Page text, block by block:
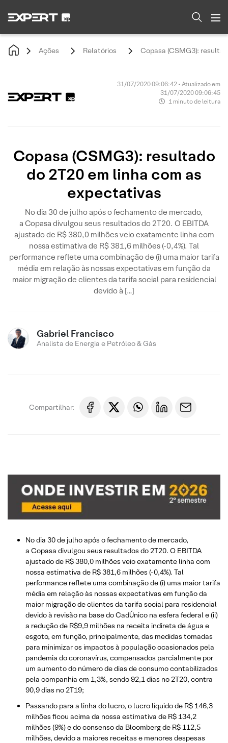
Ações Relatórios Copasa (CSMG3):
31/07/2020 09:06:42 • Atualizado em
31/07/2020 09:06:45
1 minuto de leitura
Copasa (CSMG3): resultado
do 2T20 em linha com as
expectativas
No dia 30 de julho após o fechamento de mercado,
a Copasa divulgou seus resultados do 2T20. O EBITDA
ajustado de R$ 380,0 milhões veio exatamente linha com
nossa estimativa de R$ 381,6 milhões (-0,4%). Tal
performance reflete uma combinação de (i) uma maior tarifa
média em relação às nossas expectativas em função da
maior migração de clientes da tarifa social para residencial
devido à […]
Gabriel Francisco
Analista de Energia e Petróleo & Gás
Compartilhar:
No dia 30 de julho após o fechamento de mercado,
a Copasa divulgou seus resultados do 2T20. O EBITDA
ajustado de R$ 380,0 milhões veio exatamente linha com
nossa estimativa de R$ 381,6 milhões (-0,4%). Tal
performance reflete uma combinação de (i) uma maior tarifa
média em relação às nossas expectativas em função da
maior migração de clientes da tarifa social para residencial
devido à revisão na base do CadÚnico na esfera federal e (ii)
a redução de R$9,9 milhões na receita indireta de água e
esgoto, em função, principalmente, das medidas tomadas
para minimizar os impactos à população ocasionados pela
pandemia do coronavírus, compensados parcialmente por
um aumento do número de dias de consumo contabilizados
pela companhia em 1,3%, sendo 92,1 dias no 2T20, contra
90,9 dias no 2T19;
Passando para a linha do lucro, o lucro líquido de R$ 146,3
milhões ficou acima da nossa estimativa de R$ 134,2
milhões (9%) e do consenso da Bloomberg de R$ 112,5
milhões, devido a maiores receitas e menores despesas